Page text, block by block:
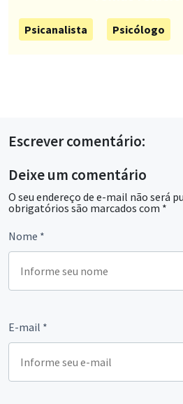
Psicanalista Psicólogo
Escrever comentário:
Deixe um comentário
O seu endereço de e-mail não será
obrigatórios são marcados com *
Nome *
E-mail *